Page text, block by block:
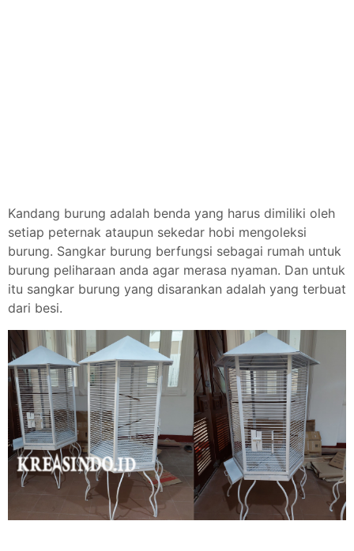
Kandang burung adalah benda yang harus dimiliki oleh
setiap peternak ataupun sekedar hobi mengoleksi
burung. Sangkar burung berfungsi sebagai rumah untuk
burung peliharaan anda agar merasa nyaman. Dan untuk
itu sangkar burung yang disarankan adalah yang terbuat
dari besi.